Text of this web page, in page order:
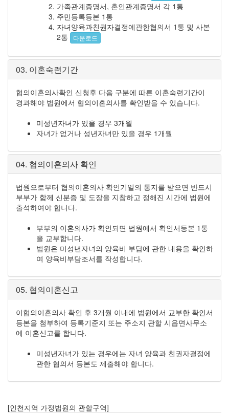
가족관계증명서, 혼인관계증명서 각 1통
주민등록등본 1통
자녀양육과친권자결정에관한협의서 1통 및 사본
2통
다운로드
03. 이혼숙련기간
협의이혼의사확인 신청후 다음 구분에 따른 이혼숙련기간이
경과해야 법원에서 협의이혼의사를 확인받을 수 있습니다.
미성년자녀가 있을 경우 3개월
자녀가 없거나 성년자녀만 있을 경우 1개월
04. 협의이혼의사 확인
법원으로부터 협의이혼의사 확인기일의 통지를 받으면 반드시
부부가 함께 신분증 및 도장을 지참하고 정해진 시간에 법원에
출석하여야 합니다.
부부의 이혼의사가 확인되면 법원에서 확인서등본 1통
을 교부합니다.
법원은 미성년자녀의 양육비 부담에 관한 내용을 확인하
여 양육비부담조서를 작성합니다.
05. 협의이혼신고
이협의이혼의사 확인 후 3개월 이내에 법원에서 교부한 확인서
등본을 첨부하여 등록기준지 또는 주소지 관할 시읍면사무소
에 이혼신고를 합니다.
미성년자녀가 있는 경우에는 자녀 양육과 친권자결정에
관한 협의서 등본도 제출해야 합니다.
[인천지역 가정법원의 관할구역]